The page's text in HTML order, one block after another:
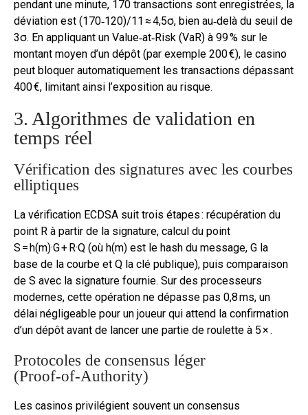
pendant une minute, 170 transactions sont enregistrées, la
déviation est (170‑120)/11 ≈ 4,5σ, bien au‑delà du seuil de
3σ. En appliquant un Value‑at‑Risk (VaR) à 99 % sur le
montant moyen d’un dépôt (par exemple 200 €), le casino
peut bloquer automatiquement les transactions dépassant
400 €, limitant ainsi l’exposition au risque.
3. Algorithmes de validation en
temps réel
Vérification des signatures avec les courbes
elliptiques
La vérification ECDSA suit trois étapes : récupération du
point R à partir de la signature, calcul du point
S = h(m)·G + R·Q (où h(m) est le hash du message, G la
base de la courbe et Q la clé publique), puis comparaison
de S avec la signature fournie. Sur des processeurs
modernes, cette opération ne dépasse pas 0,8 ms, un
délai négligeable pour un joueur qui attend la confirmation
d’un dépôt avant de lancer une partie de roulette à 5 × .
Protocoles de consensus léger
(Proof‑of‑Authority)
Les casinos privilégient souvent un consensus